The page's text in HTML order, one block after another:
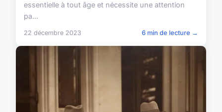
essentielle à tout âge et nécessite une attention
pa...
22 décembre 2023 6 min de lecture →